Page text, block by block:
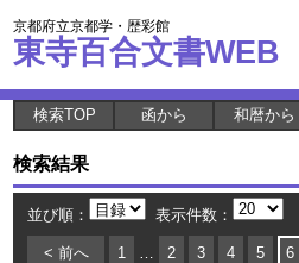
京都府立京都学・歴彩館
東寺百合文書WEB
検索TOP 函から 和暦から
検索結果
並び順： 表示件数：
< 前へ 1 … 2 3 4 5 6